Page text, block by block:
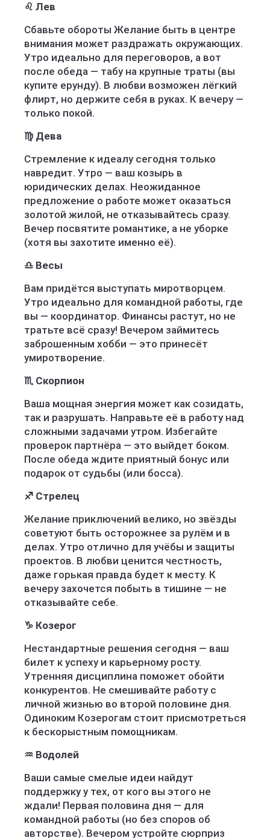
♌ Лев
Сбавьте обороты Желание быть в центре
внимания может раздражать окружающих.
Утро идеально для переговоров, а вот
после обеда — табу на крупные траты (вы
купите ерунду). В любви возможен лёгкий
флирт, но держите себя в руках. К вечеру —
только покой.
♍ Дева
Стремление к идеалу сегодня только
навредит. Утро — ваш козырь в
юридических делах. Неожиданное
предложение о работе может оказаться
золотой жилой, не отказывайтесь сразу.
Вечер посвятите романтике, а не уборке
(хотя вы захотите именно её).
♎ Весы
Вам придётся выступать миротворцем.
Утро идеально для командной работы, где
вы — координатор. Финансы растут, но не
тратьте всё сразу! Вечером займитесь
заброшенным хобби — это принесёт
умиротворение.
♏ Скорпион
Ваша мощная энергия может как созидать,
так и разрушать. Направьте её в работу над
сложными задачами утром. Избегайте
проверок партнёра — это выйдет боком.
После обеда ждите приятный бонус или
подарок от судьбы (или босса).
♐ Стрелец
Желание приключений велико, но звёзды
советуют быть осторожнее за рулём и в
делах. Утро отлично для учёбы и защиты
проектов. В любви ценится честность,
даже горькая правда будет к месту. К
вечеру захочется побыть в тишине — не
отказывайте себе.
♑ Козерог
Нестандартные решения сегодня — ваш
билет к успеху и карьерному росту.
Утренняя дисциплина поможет обойти
конкурентов. Не смешивайте работу с
личной жизнью во второй половине дня.
Одиноким Козерогам стоит присмотреться
к бескорыстным помощникам.
♒ Водолей
Ваши самые смелые идеи найдут
поддержку у тех, от кого вы этого не
ждали! Первая половина дня — для
командной работы (но без споров об
авторстве). Вечером устройте сюрприз